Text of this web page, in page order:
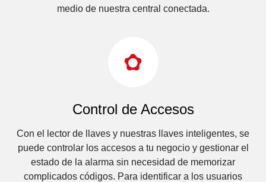
medio de nuestra central conectada.
Control de Accesos
Con el lector de llaves y nuestras llaves inteligentes, se
puede controlar los accesos a tu negocio y gestionar el
estado de la alarma sin necesidad de memorizar
complicados códigos. Para identificar a los usuarios